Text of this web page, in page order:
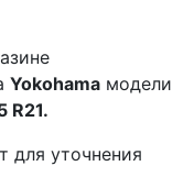
Yokohama модели
R21.
для уточнения